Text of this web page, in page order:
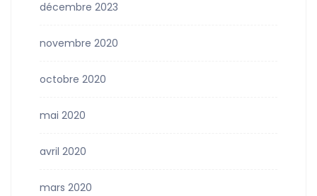
décembre 2023
novembre 2020
octobre 2020
mai 2020
avril 2020
mars 2020